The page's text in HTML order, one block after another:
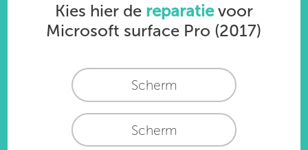
Kies hier de reparatievoor
Microsoft surface Pro (2017)
Scherm
Scherm